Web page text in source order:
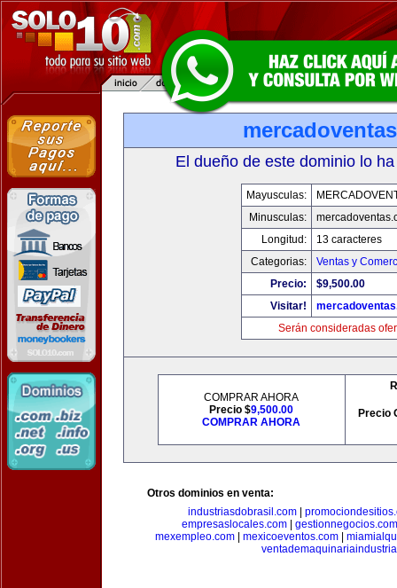
El dueño de este dominio lo
Mayusculas:
Minusculas:
Longitud:
13 caracteres
Categorias:
Ventas y
Precio:
$9,500.00
Visitar!
Serán consideradas
COMPRAR AHORA
Precio $9,500.00
COMPRAR AHORA
Precio
Otros dominios en venta:
industriasdobrasil.com|
empresaslocales.com| gestionnegocios.com
mexempleo.com| mexicoeventos.com|